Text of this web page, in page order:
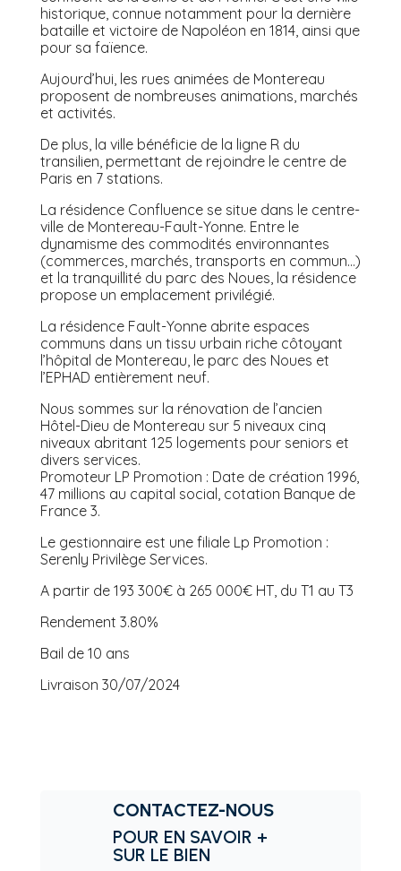
historique, connue notamment pour la dernière
bataille et victoire de Napoléon en 1814, ainsi que
pour sa faïence.
Aujourd’hui, les rues animées de Montereau
proposent de nombreuses animations, marchés
et activités.
De plus, la ville bénéficie de la ligne R du
transilien, permettant de rejoindre le centre de
Paris en 7 stations.
La résidence Confluence se situe dans le centre-
ville de Montereau-Fault-Yonne. Entre le
dynamisme des commodités environnantes
(commerces, marchés, transports en commun…)
et la tranquillité du parc des Noues, la résidence
propose un emplacement privilégié.
La résidence Fault-Yonne abrite espaces
communs dans un tissu urbain riche côtoyant
l’hôpital de Montereau, le parc des Noues et
l’EPHAD entièrement neuf.
Nous sommes sur la rénovation de l’ancien
Hôtel-Dieu de Montereau sur 5 niveaux cinq
niveaux abritant 125 logements pour seniors et
divers services.
Promoteur LP Promotion : Date de création 1996,
47 millions au capital social, cotation Banque de
France 3.
Le gestionnaire est une filiale Lp Promotion :
Serenly Privilège Services.
A partir de 193 300€ à 265 000€ HT, du T1 au T3
Rendement 3.80%
Bail de 10 ans
Livraison 30/07/2024
CONTACTEZ-NOUS
POUR EN SAVOIR +
SUR LE BIEN